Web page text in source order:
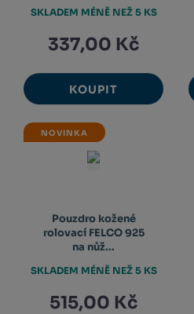
337,00 Kč
KOUPIT
SKLADEM MÉNĚ NEŽ 5 KS
NOVINKA
Pouzdro kožené
rolovací FELCO 925
na nůž...
515,00 Kč
SKLADEM MÉNĚ NEŽ 5 KS